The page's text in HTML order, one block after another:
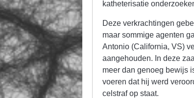
katheterisatie
Deze verkrachtingen
maar sommige agenten
Antonio (California, VS)
aangehouden. In deze
meer dan genoeg bewijs
voeren dat hij werd
celstraf op staat.